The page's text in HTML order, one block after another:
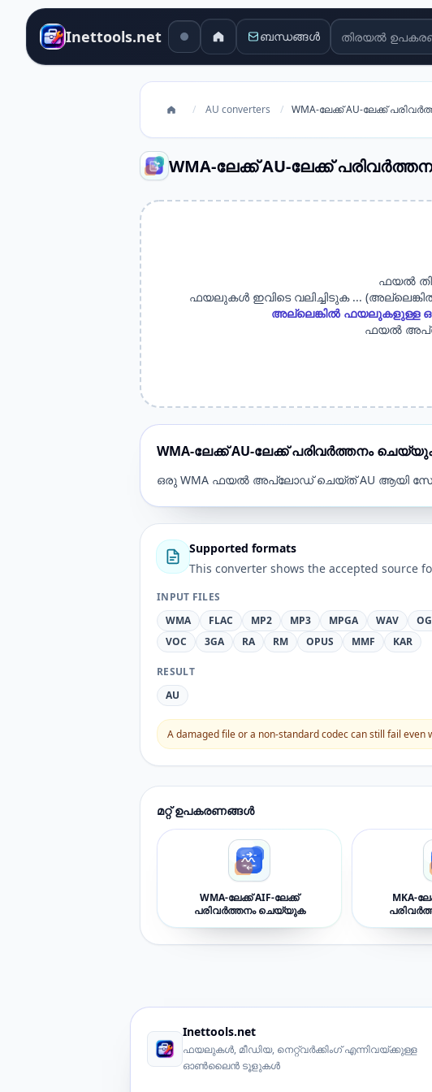
Inettools.net ബന്ധങ്ങൾ തിരയൽ
/ AU converters / WMA-ലേക്ക് AU-ലേക്ക്
WMA-ലേക്ക് AU-ലേക്ക്
ഫയൽ
ഫയലുകൾ ഇവിടെ വലിച്ചിടുക ...
അല്ലെങ്കിൽ ഫയലുകളുള്ള
ഫയൽ
WMA-ലേക്ക് AU-ലേക്ക് പരിവർത്തനം
ഒരു WMA ഫയൽ അപ്‌ലോഡ് ചെയ്‌ത് AU ആയി
Supported formats
This converter shows the accepted source
INPUT FILES
WMA
FLAC MP2 MP3 MPGA WAV
VOC
3GA RA RM OPUS MMF KAR
RESULT
AU
A damaged file or a non-standard codec can still fail even
മറ്റ് ഉപകരണങ്ങൾ
WMA-ലേക്ക് AIF-ലേക്ക്
പരിവർത്തനം ചെയ്യുക
MKA-
Inettools.net
ഫയലുകൾ, മീഡിയ, നെറ്റ്‌വർക്കിംഗ് എന്നിവയ്ക്കുള്ള
ഓൺലൈൻ ടൂളുകൾ